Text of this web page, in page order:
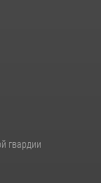
гвардии